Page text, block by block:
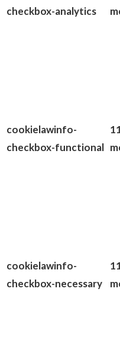
checkbox-analytics
cookielawinfo-
checkbox-functional
cookielawinfo-
checkbox-necessary